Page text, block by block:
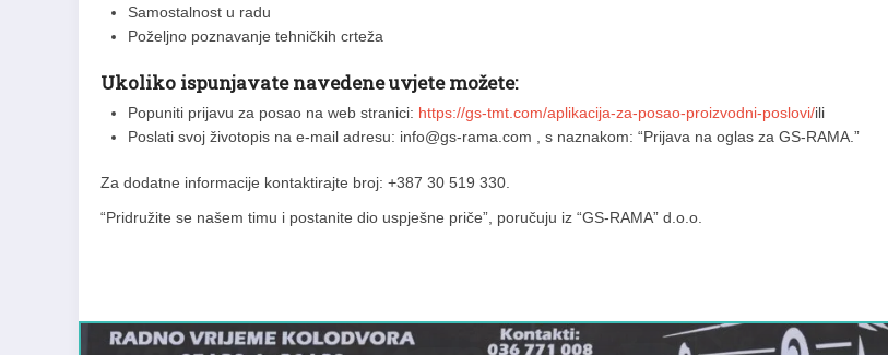
Samostalnost u radu
Poželjno poznavanje tehničkih crteža
Ukoliko ispunjavate navedene uvjete možete:
Popuniti prijavu za posao na web stranici: https://gs-tmt.com/aplikacija-za-posao-proizvodni-poslovi/ili
Poslati svoj životopis na e-mail adresu: info@gs-rama.com , s naznakom: “Prijava na oglas za GS-RAMA.”
Za dodatne informacije kontaktirajte broj: +387 30 519 330.
“Pridružite se našem timu i postanite dio uspješne priče”, poručuju iz “GS-RAMA” d.o.o.